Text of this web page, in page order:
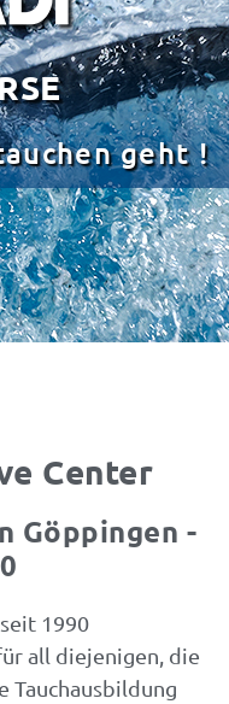
geht !
Center
Göppingen -
1990
all diejenigen, die
Tauchausbildung